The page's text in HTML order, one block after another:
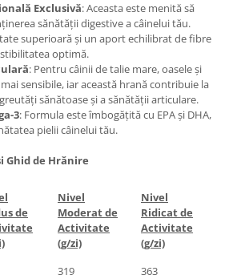
Exclusivă: Aceasta este menită să
sănătății digestive a câinelui tău.
superioară și un aport echilibrat de fibre
optimă.
: Pentru câinii de talie mare, oasele și
sensibile, iar această hrană contribuie la
sănătoase și a sănătății articulare.
3: Formula este îmbogățită cu EPA și DHA,
pielii câinelui tău.
de Hrănire
de
Nivel
Moderat de
Activitate
(g/zi)
Nivel
Ridicat de
Activitate
(g/zi)
319
363